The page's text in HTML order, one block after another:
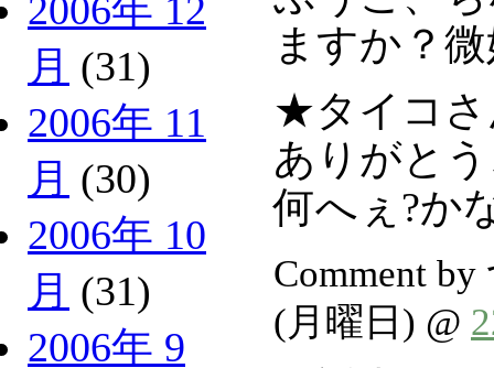
2006年 12
月 (31)
2006年 11
月 (30)
2006年 10
月 (31)
2006年 9
ますか？
★タイコさ
ありがと
何へぇ?か
Comment
(月曜日) @